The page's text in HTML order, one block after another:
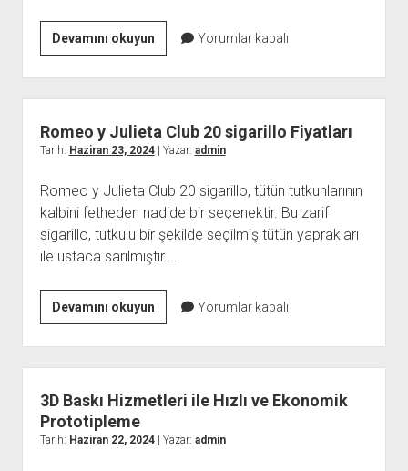
Devamını okuyunVozol
Star
12000
Dragon
Fruit
Banana
Fiyat
Yorumlar kapalı
Romeo y Julieta Club 20 sigarillo Fiyatları
Tarih: Haziran 23, 2024| Yazar: admin
Romeo y Julieta Club 20 sigarillo, tütün tutkunlarının
kalbini fetheden nadide bir seçenektir. Bu zarif
sigarillo, tutkulu bir şekilde seçilmiş tütün yaprakları
ile ustaca sarılmıştır.…
Devamını okuyunRomeo
y
Julieta
Club
20
Fiyatları
Yorumlar kapalı
3D Baskı Hizmetleri ile Hızlı ve Ekonomik
Prototipleme
Tarih: Haziran 22, 2024| Yazar: admin